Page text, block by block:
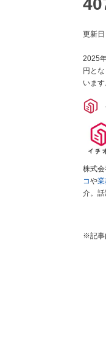
更新日
2025
円と
います
株式
コや業
介。
※記事